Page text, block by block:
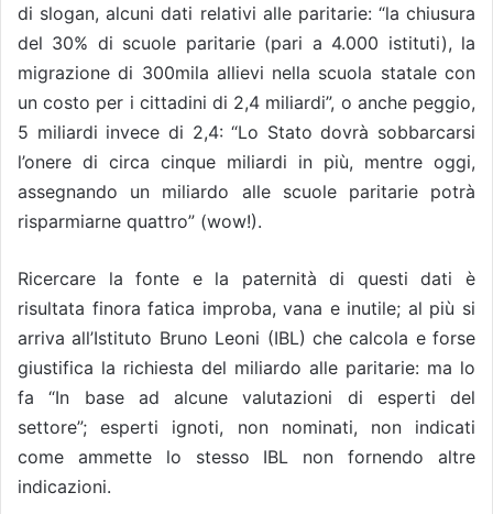
di slogan, alcuni dati relativi alle paritarie: “la chiusura
del 30% di scuole paritarie (pari a 4.000 istituti), la
migrazione di 300mila allievi nella scuola statale con
un costo per i cittadini di 2,4 miliardi”, o anche peggio,
5 miliardi invece di 2,4: “Lo Stato dovrà sobbarcarsi
l’onere di circa cinque miliardi in più, mentre oggi,
assegnando un miliardo alle scuole paritarie potrà
risparmiarne quattro” (wow!).
Ricercare la fonte e la paternità di questi dati è
risultata finora fatica improba, vana e inutile; al più si
arriva all’Istituto Bruno Leoni (IBL) che calcola e forse
giustifica la richiesta del miliardo alle paritarie: ma lo
fa “In base ad alcune valutazioni di esperti del
settore”; esperti ignoti, non nominati, non indicati
come ammette lo stesso IBL non fornendo altre
indicazioni.